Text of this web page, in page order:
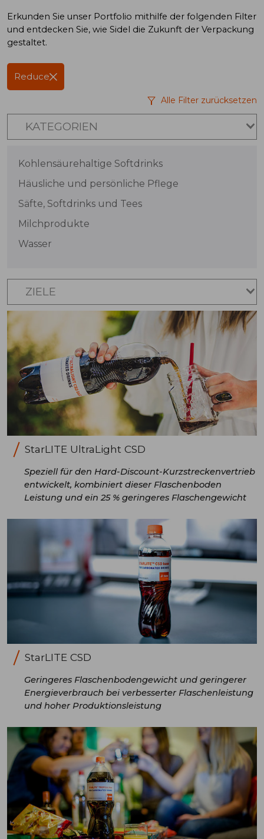
Erkunden Sie unser Portfolio mithilfe der folgenden Filter
und entdecken Sie, wie Sidel die Zukunft der Verpackung
gestaltet.
Reduce
Alle Filter zurücksetzen
KATEGORIEN
Kohlensäurehaltige Softdrinks
Häusliche und persönliche Pflege
Säfte, Softdrinks und Tees
Milchprodukte
Wasser
ZIELE
StarLITE UltraLight CSD
Speziell für den Hard-Discount-Kurzstreckenvertrieb
entwickelt, kombiniert dieser Flaschenboden
Leistung und ein 25 % geringeres Flaschengewicht
StarLITE CSD
Geringeres Flaschenbodengewicht und geringerer
Energieverbrauch bei verbesserter Flaschenleistung
und hoher Produktionsleistung